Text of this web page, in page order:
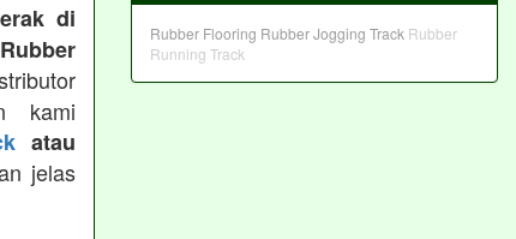
di
kami
atau
jelas
Rubber Flooring Rubber Jogging Track Rubber
Running Track